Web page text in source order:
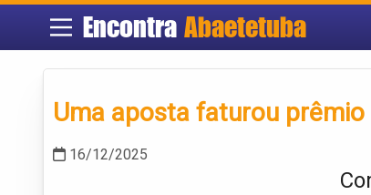
Encontra Abaetetuba
Uma aposta faturou
16/12/2025